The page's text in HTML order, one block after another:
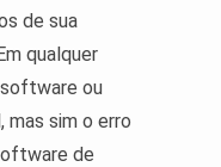
de sua
qualquer
ou
mas sim o erro
de